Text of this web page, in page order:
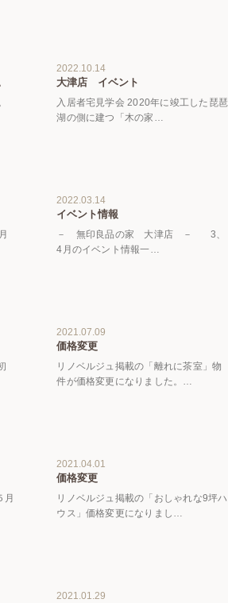
2022.10.14
大津店 イベント
入居者宅見学会 2020年に竣工した琵琶
湖の側に建つ「木の家…
2022.03.14
イベント情報
－ 無印良品の家 大津店 － 3、
4月のイベント情報一…
2021.07.09
価格変更
リノベルジュ掲載の「離れに茶室」物
件が価格変更になりました。…
2021.04.01
価格変更
リノベルジュ掲載の「おしゃれな9坪ハ
ウス」価格変更になりまし…
2021.01.29